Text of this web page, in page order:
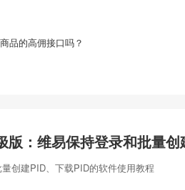
品的高佣接口吗？
创建PID、下载PID的软件使用教程